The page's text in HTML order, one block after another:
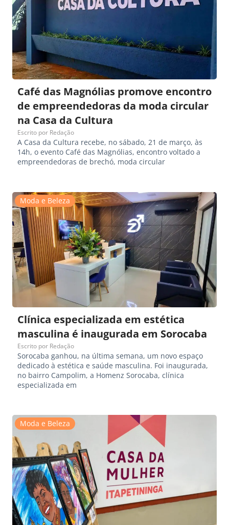
Café das Magnólias promove encontro
de empreendedoras da moda circular
na Casa da Cultura
Escrito por Redação
A Casa da Cultura recebe, no sábado, 21 de março, às
14h, o evento Café das Magnólias, encontro voltado a
empreendedoras de brechó, moda circular
Moda e Beleza
Clínica especializada em estética
masculina é inaugurada em Sorocaba
Escrito por Redação
Sorocaba ganhou, na última semana, um novo espaço
dedicado à estética e saúde masculina. Foi inaugurada,
no bairro Campolim, a Homenz Sorocaba, clínica
especializada em
Moda e Beleza